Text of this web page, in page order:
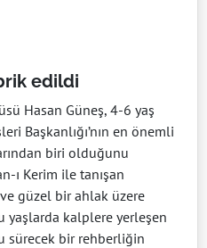
edildi
Hasan Güneş, 4-6 yaş
Başkanlığı’nın en önemli
biri olduğunu
ı Kerim ile tanışan
güzel bir ahlak üzere
yaşlarda kalplere yerleşen
sürecek bir rehberliğin